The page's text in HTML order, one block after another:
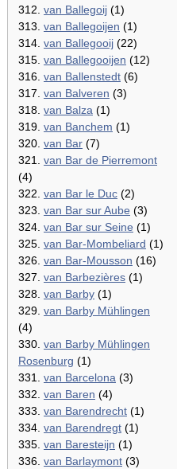
312. van Ballegoij (1)
313. van Ballegoijen (1)
314. van Ballegooij (22)
315. van Ballegooijen (12)
316. van Ballenstedt (6)
317. van Balveren (3)
318. van Balza (1)
319. van Banchem (1)
320. van Bar (7)
321. van Bar de Pierremont
(4)
322. van Bar le Duc (2)
323. van Bar sur Aube (3)
324. van Bar sur Seine (1)
325. van Bar-Mombeliard (1)
326. van Bar-Mousson (16)
327. van Barbezières (1)
328. van Barby (1)
329. van Barby Mühlingen
(4)
330. van Barby Mühlingen
Rosenburg (1)
331. van Barcelona (3)
332. van Baren (4)
333. van Barendrecht (1)
334. van Barendregt (1)
335. van Baresteijn (1)
336. van Barlaymont (3)